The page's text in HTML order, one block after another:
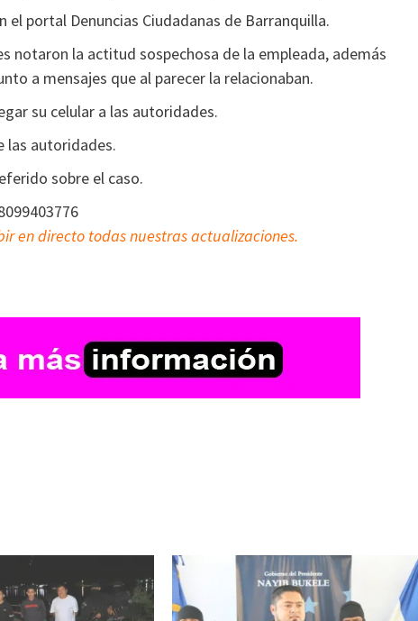
portal Denuncias Ciudadanas de Barranquilla.
notaron la actitud sospechosa de la empleada, además
a mensajes que al parecer la relacionaban.
su celular a las autoridades.
las autoridades.
sobre el caso.
en directo todas nuestras actualizaciones.